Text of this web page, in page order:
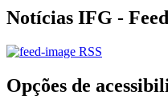
Notícias IFG -
RSS
Opções de